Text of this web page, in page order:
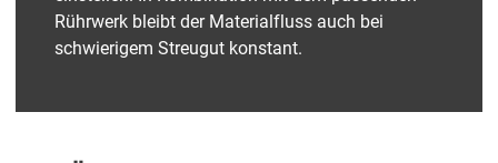
Rührwerk bleibt der Materialfluss auch bei
schwierigem Streugut konstant.